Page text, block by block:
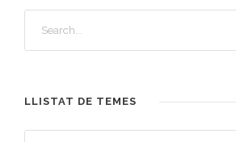
LLISTAT DE TEMES